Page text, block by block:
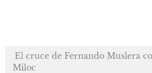
El cruce de Fernando Muslera
Miloc